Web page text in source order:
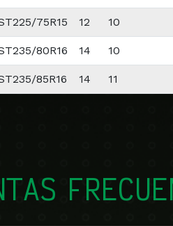
75R15 12 10
80R16 14 10
85R16 14 11